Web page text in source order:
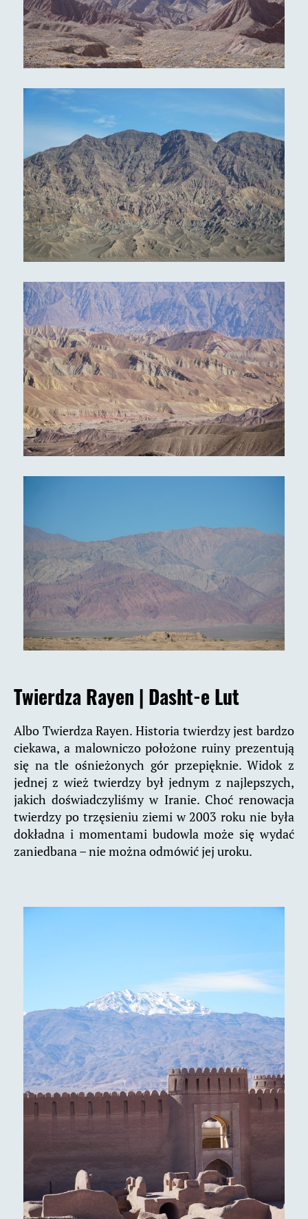
Twierdza Rayen | Dasht-e Lut
Albo Twierdza Rayen. Historia twierdzy jest bardzo
ciekawa, a malowniczo położone ruiny prezentują
się na tle ośnieżonych gór przepięknie. Widok z
jednej z wież twierdzy był jednym z najlepszych,
jakich doświadczyliśmy w Iranie. Choć renowacja
twierdzy po trzęsieniu ziemi w 2003 roku nie była
dokładna i momentami budowla może się wydać
zaniedbana – nie można odmówić jej uroku.